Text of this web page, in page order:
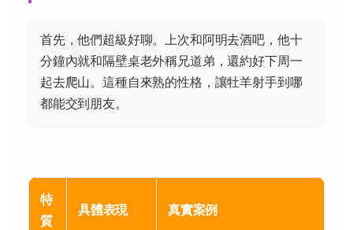
首先，他們超級好聊。上次和阿明去酒吧，他十
分鐘內就和隔壁桌老外稱兄道弟，還約好下周一
起去爬山。這種自來熟的性格，讓牡羊射手到哪
都能交到朋友。
特
質
具體表現 真實案例